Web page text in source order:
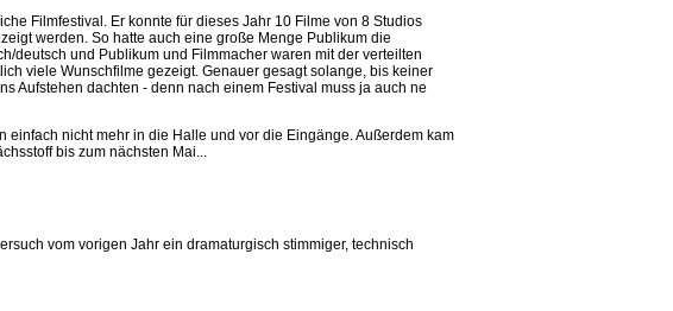
Filmfestival. Er konnte für dieses Jahr 10 Filme von 8 Studios
werden. So hatte auch eine große Menge Publikum die
deutsch und Publikum und Filmmacher waren mit der verteilten
viele Wunschfilme gezeigt. Genauer gesagt solange, bis keiner
Aufstehen dachten - denn nach einem Festival muss ja auch ne
nicht mehr in die Halle und vor die Eingänge. Außerdem kam
bis zum nächsten Mai...
vom vorigen Jahr ein dramaturgisch stimmiger, technisch